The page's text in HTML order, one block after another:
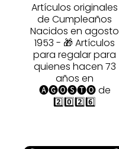
Artículos originales
de Cumpleaños
Nacidos en agosto
1953 - 🎁 Artículos
para regalar para
quienes hacen 73
años en
🅐🅖🅞🅢🅣🅞 de
2️⃣0️⃣2️⃣6️⃣